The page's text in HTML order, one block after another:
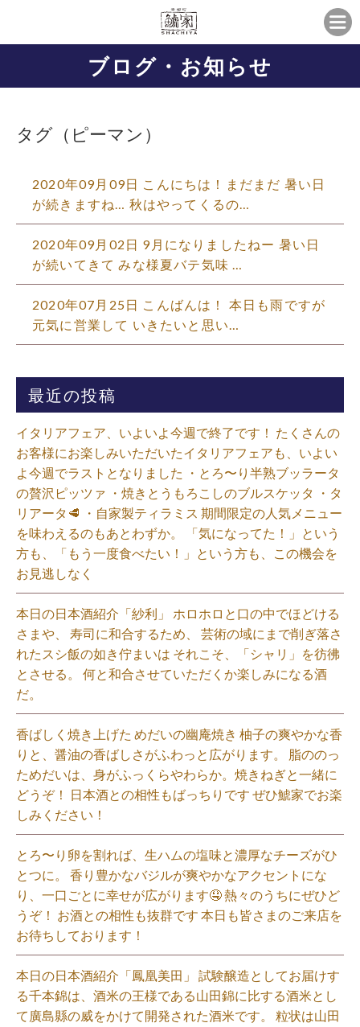
ブログ・お知らせ
タグ（ピーマン）
2020年09月09日 こんにちは！まだまだ 暑い日
が続きますね… 秋はやってくるの…
2020年09月02日 9月になりましたねー 暑い日
が続いてきて みな様夏バテ気味 …
2020年07月25日 こんばんは！ 本日も雨ですが
元気に営業して いきたいと思い…
最近の投稿
イタリアフェア、いよいよ今週で終了です！ たくさんの
お客様にお楽しみいただいたイタリアフェアも、いよい
よ今週でラストとなりました ・とろ〜り半熟ブッラータ
の贅沢ピッツァ ・焼きとうもろこしのブルスケッタ ・タ
リアータ🥩 ・自家製ティラミス 期間限定の人気メニュー
を味わえるのもあとわずか。 「気になってた！」という
方も、「もう一度食べたい！」という方も、この機会を
お見逃しなく⁡
本日の日本酒紹介「紗利」 ホロホロと口の中でほどける
さまや、 寿司に和合するため、 芸術の域にまで削ぎ落さ
れたスシ飯の如き佇まいは それこそ、「シャリ」を彷彿
とさせる。 何と和合させていただくか楽しみになる酒
だ。⁡
香ばしく焼き上げた めだいの幽庵焼き 柚子の爽やかな香
りと、醤油の香ばしさがふわっと広がります。 脂ののっ
ためだいは、身がふっくらやわらか。焼きねぎと一緒に
どうぞ！ 日本酒との相性もばっちりです ぜひ鯱家でお楽
しみください！⁡
とろ〜り卵を割れば、生ハムの塩味と濃厚なチーズがひ
とつに。 香り豊かなバジルが爽やかなアクセントにな
り、一口ごとに幸せが広がります🤤 熱々のうちにぜひど
うぞ！ お酒との相性も抜群です 本日も皆さまのご来店を
お待ちしております！⁡
本日の日本酒紹介「鳳凰美田」 試験醸造としてお届けす
る千本錦は、酒米の王様である山田錦に比する酒米とし
て廣島縣の威をかけて開発された酒米です。 粒状は山田